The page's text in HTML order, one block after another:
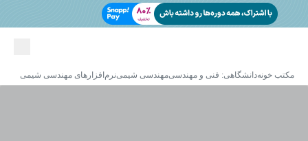
مکتب خونهدانشگاهی: فنی و مهندسیمهندسی شیمینرم‌افزارهای مهندسی شیمی